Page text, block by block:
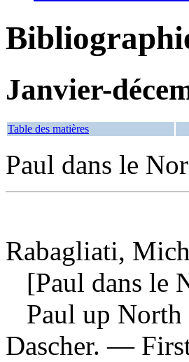
Janvier-
Table des matières
Paul dans le
Rabagliati,
[Paul dans le
Paul up North
Dascher. —